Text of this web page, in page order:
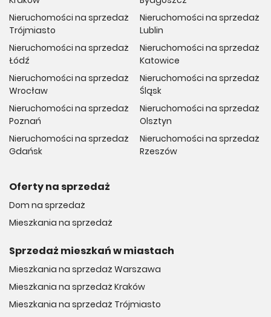
Nieruchomości na sprzedaż
Trójmiasto
Nieruchomości na sprzedaż
Łódź
Nieruchomości na sprzedaż
Wrocław
Nieruchomości na sprzedaż
Poznań
Nieruchomości na sprzedaż
Gdańsk
Nieruchomości na sprzedaż
Lublin
Nieruchomości na sprzedaż
Katowice
Nieruchomości na sprzedaż
Śląsk
Nieruchomości na sprzedaż
Olsztyn
Nieruchomości na sprzedaż
Rzeszów
Oferty na sprzedaż
Dom na sprzedaż
Mieszkania na sprzedaż
Sprzedaż mieszkań w miastach
Mieszkania na sprzedaż Warszawa
Mieszkania na sprzedaż Kraków
Mieszkania na sprzedaż Trójmiasto